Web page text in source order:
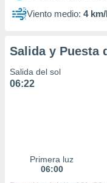
Viento medio: 4
Salida y Puesta
Salida del sol
06:22
Primera luz
06:00